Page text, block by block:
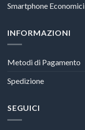
Smartphone Economici
INFORMAZIONI
Metodi di Pagamento
Spedizione
SEGUICI